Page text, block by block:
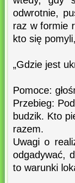
odwrotnie,
raz w formie
kto się
„Gdzie jest
Pomoce:
Przebieg:
budzik. Kto
razem.
Uwagi o
odgadywać,
to warunki